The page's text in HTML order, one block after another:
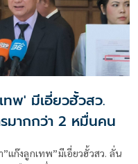
ทพ' มีเอี่ยวฮั้วสว.
มากกว่า 2 หมื่นคน
แก๊งลูกเทพ”มีเอี่ยวฮั้วสว. ลั่น